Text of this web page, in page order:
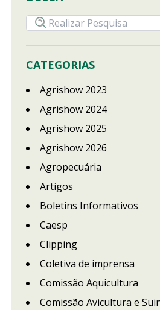
CATEGORIAS
Agrishow 2023
Agrishow 2024
Agrishow 2025
Agrishow 2026
Agropecuária
Artigos
Boletins Informativos
Caesp
Clipping
Coletiva de imprensa
Comissão Aquicultura
Comissão Avicultura e